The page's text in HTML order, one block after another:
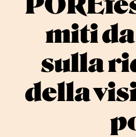
miti
sulla
della